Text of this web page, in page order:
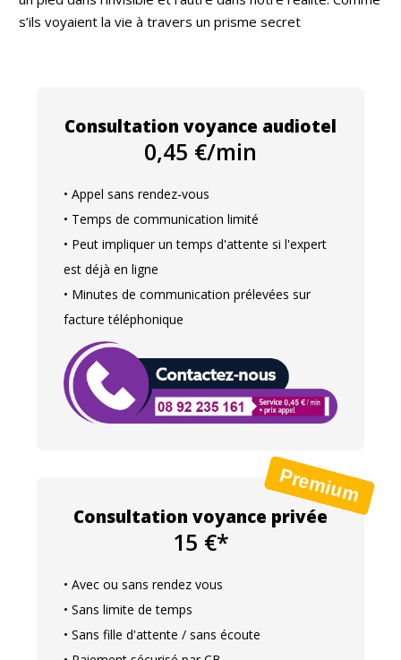
s’ils voyaient la vie à travers un prisme secret
Consultation voyance audiotel
0,45 €/min
• Appel sans rendez-vous
• Temps de communication limité
• Peut impliquer un temps d'attente si l'expert
est déjà en ligne
• Minutes de communication prélevées sur
facture téléphonique
Consultation voyance privée
15 €*
• Avec ou sans rendez vous
• Sans limite de temps
• Sans fille d'attente / sans écoute